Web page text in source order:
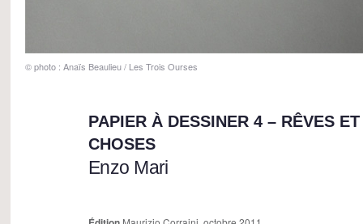
© photo : Anaïs Beaulieu / Les Trois Ourses
PAPIER À DESSINER 4 – RÊVES
CHOSES
Enzo Mari